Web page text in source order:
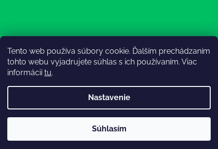
Tento web používa súbory cookie. Ďalším prechádzaním
tohto webu vyjadrujete súhlas s ich používaním. Viac
informáciítu.
Nastavenie
Súhlasím
nedostupná (na email reagujeme nonstop), expedícia ako
obvykle💚Ďakujeme, že ste s nami💚
Sledovať na Instagrame